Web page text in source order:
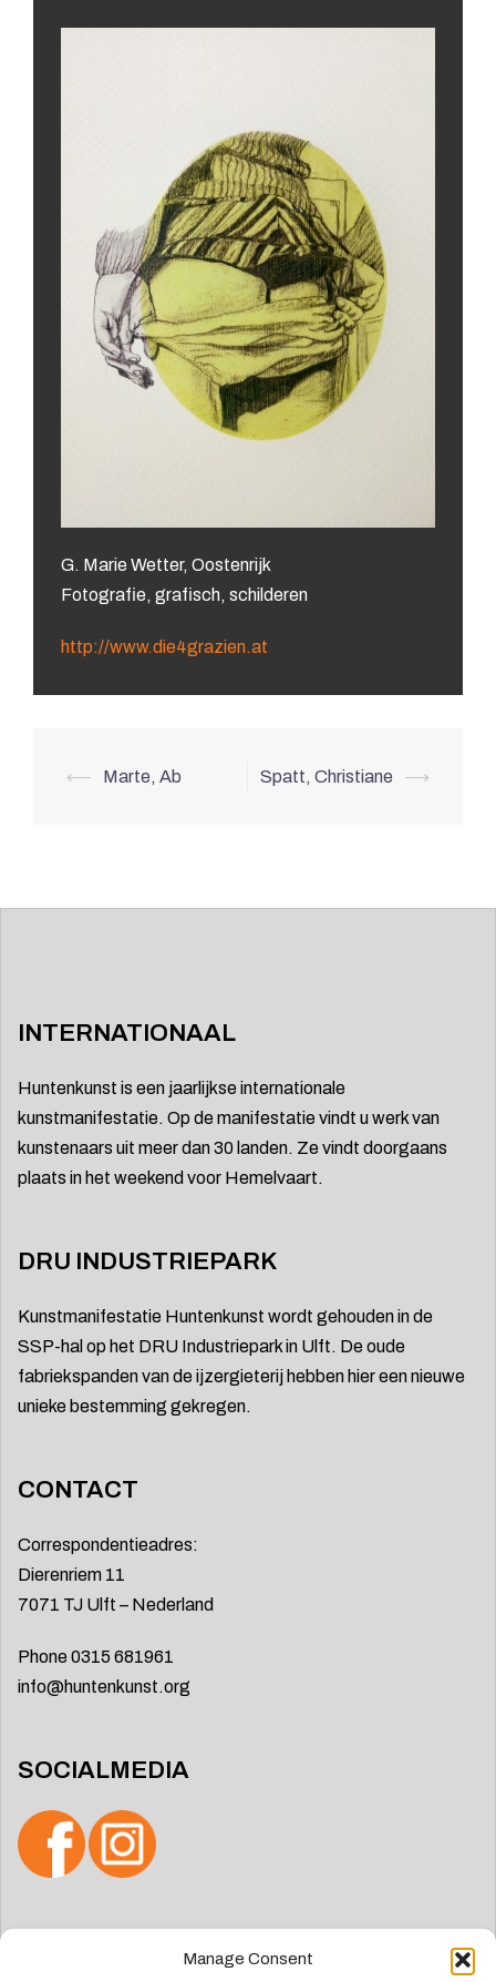
Manage Consent
G. Marie Wetter, Oostenrijk
Fotografie, grafisch, schilderen
http://www.die4grazien.at
⟵ Marte, Ab Spatt, Christiane ⟶
INTERNATIONAAL
Huntenkunst is een jaarlijkse internationale
kunstmanifestatie. Op de manifestatie vindt u werk van
kunstenaars uit meer dan 30 landen. Ze vindt doorgaans
plaats in het weekend voor Hemelvaart.
DRU INDUSTRIEPARK
Kunstmanifestatie Huntenkunst wordt gehouden in de
SSP-hal op het DRU Industriepark in Ulft. De oude
fabriekspanden van de ijzergieterij hebben hier een nieuwe
unieke bestemming gekregen.
CONTACT
Correspondentieadres:
Dierenriem 11
7071 TJ Ulft – Nederland
Phone 0315 681961
info@huntenkunst.org
SOCIALMEDIA